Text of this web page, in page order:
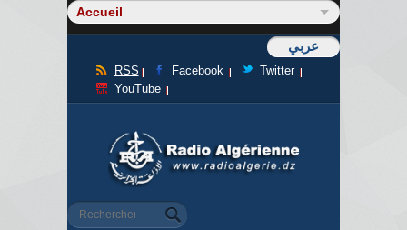
عربي
RSS Facebook
Twitter
YouTube
Formulaire de recherche
Rechercher